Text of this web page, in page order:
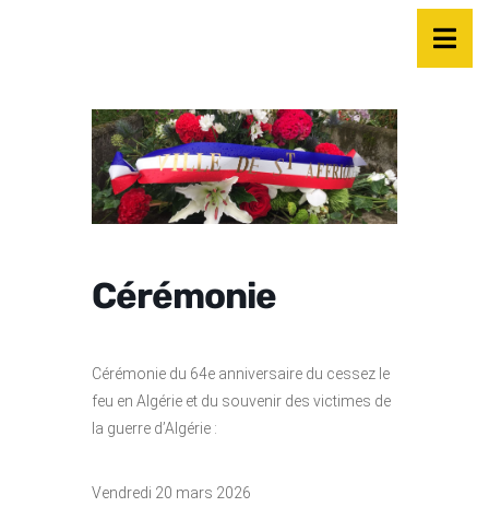
Cérémonie
Cérémonie du 64e anniversaire du cessez le
feu en Algérie et du souvenir des victimes de
la guerre d’Algérie :
Vendredi 20 mars 2026